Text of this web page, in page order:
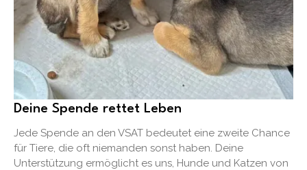
Deine Spende rettet Leben
Jede Spende an den VSAT bedeutet eine zweite Chance
für Tiere, die oft niemanden sonst haben. Deine
Unterstützung ermöglicht es uns, Hunde und Katzen von